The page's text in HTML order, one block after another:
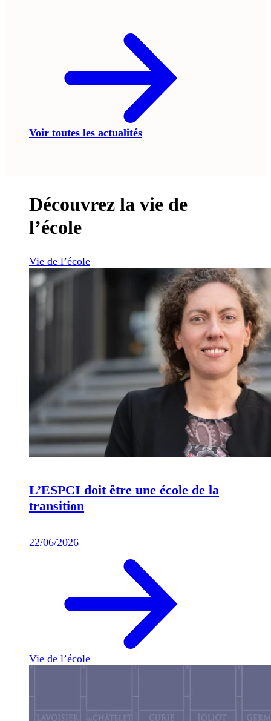
Voir toutes les actualités
Découvrez la vie de
l’école
Vie de l’école
L’ESPCI doit être une école de la
transition
22/06/2026
Vie de l’école